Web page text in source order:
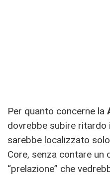
Per quanto concerne la
dovrebbe subire
sarebbe localizzato
Core, senza contare un
“prelazione” che